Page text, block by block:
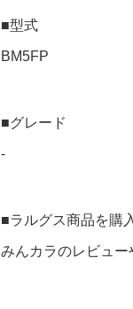
■型式
BM5FP
■グレード
-
■ラルグス商品を購
みんカラのレビュー